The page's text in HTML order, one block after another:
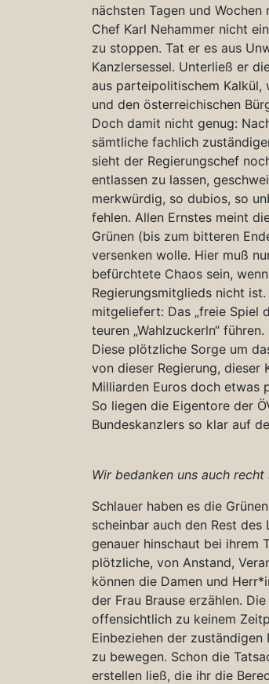
nächsten Tagen und
Chef Karl Nehammer nicht
zu stoppen. Tat er es aus
Kanzlersessel. Unterließ er
aus parteipolitischem Kalkül,
und den österreichischen
Doch damit nicht genug:
sämtliche fachlich
sieht der Regierungschef
entlassen zu lassen,
merkwürdig, so dubios, so
fehlen. Allen Ernstes meint
Grünen (bis zum bitteren
versenken wolle. Hier muß
befürchtete Chaos sein,
Regierungsmitglieds nicht
mitgeliefert: Das „freie Spiel
teuren „Wahlzuckerln“ führen.
Diese plötzliche Sorge um
von dieser Regierung, dieser
Milliarden Euros doch etwas
So liegen die Eigentore der
Bundeskanzlers so klar auf
Wir bedanken uns auch
Schlauer haben es die
scheinbar auch den Rest
genauer hinschaut bei ihrem
plötzliche, von Anstand,
können die Damen und
der Frau Brause erzählen.
offensichtlich zu keinem
Einbeziehen der
zu bewegen. Schon die
erstellen ließ, die ihr die